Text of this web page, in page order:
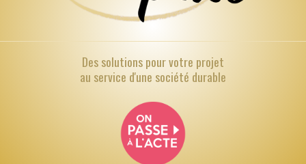
Des solutions pourvotre projet
au service d'une société durable